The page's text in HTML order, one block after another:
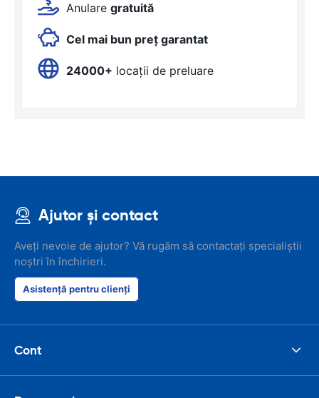
Anulare gratuită
Cel mai bun preț garantat
24000+ locații de preluare
Ajutor și contact
Aveți nevoie de ajutor? Vă rugăm să contactați specialiștii
noștri în închirieri.
Asistență pentru clienți
Cont